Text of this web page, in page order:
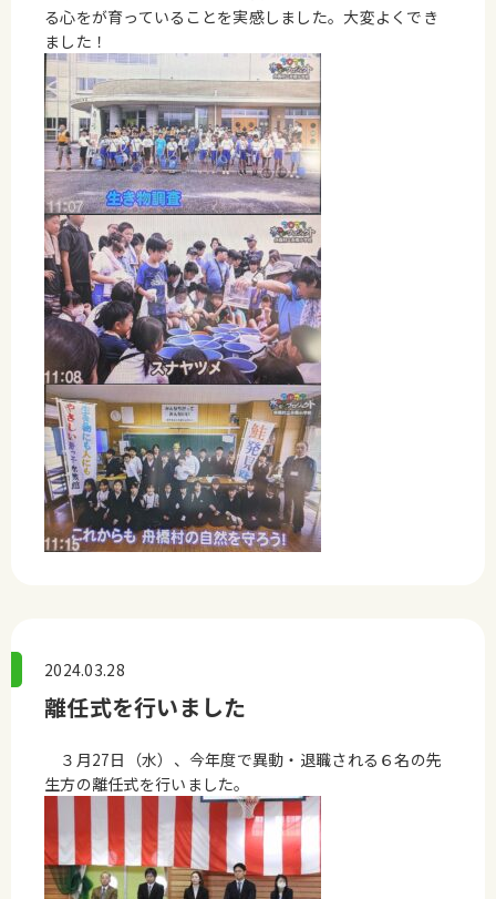
る心をが育っていることを実感しました。大変よくでき
ました！
2024.03.28
離任式を行いました
３月27日（水）、今年度で異動・退職される６名の先
生方の離任式を行いました。